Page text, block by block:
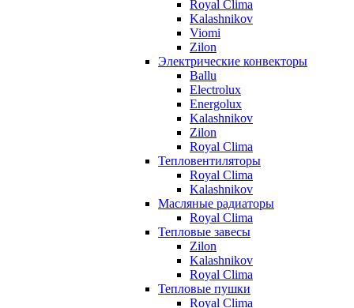
Royal Clima
Kalashnikov
Viomi
Zilon
Электрические конвекторы
Ballu
Electrolux
Energolux
Kalashnikov
Zilon
Royal Clima
Тепловентиляторы
Royal Clima
Kalashnikov
Масляные радиаторы
Royal Clima
Тепловые завесы
Zilon
Kalashnikov
Royal Clima
Тепловые пушки
Royal Clima